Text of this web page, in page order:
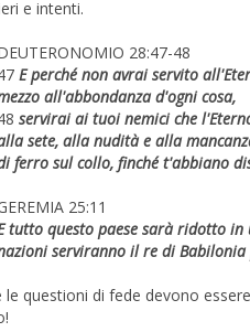
e intenti.
28:47-48
E perché non avrai servito
all'abbondanza d'ogni cosa,
servirai ai tuoi nemici che
sete, alla nudità e alla
ferro sul collo, finché t'abbiano
25:11
tutto questo paese sarà ridotto in
serviranno il re di
le questioni di fede devono